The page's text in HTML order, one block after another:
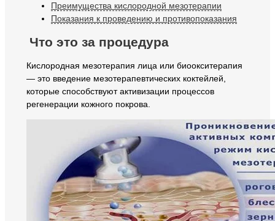
Преимущества кислородной мезотерапии
Показания к проведению и противопоказания
Что это за процедура
Кислородная мезотерапия лица или биоокситерапия
— это введение мезотерапевтических коктейлей,
которые способствуют активизации процессов
регенерации кожного покрова.